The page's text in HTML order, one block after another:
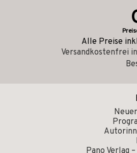
Alle Preise
Versandkostenfrei
Pano Verlag